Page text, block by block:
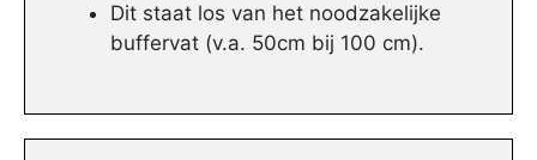
Dit staat los van het noodzakelijke
buffervat (v.a. 50cm bij 100 cm).